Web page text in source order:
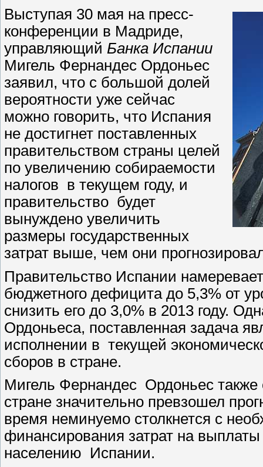
Выступая 30 мая на пресс-
конференции в Мадриде,
управляющий Банка Испании
Мигель Фернандес Ордоньес
заявил, что с большой долей
вероятности уже сейчас
можно говорить, что Испания
не достигнет поставленных
правительством страны целей
по увеличению собираемости
налогов в текущем году, и
правительство будет
вынуждено увеличить
размеры государственных
затрат выше, чем они
Правительство Испании
бюджетного дефицита до 5,3% от
снизить его до 3,0% в 2013 году.
Ордоньеса, поставленная задача
исполнении в текущей
сборов в стране.
Мигель Фернандес Ордоньес также
стране значительно превзошел
время неминуемо столкнется с
финансирования затрат на
населению Испании.